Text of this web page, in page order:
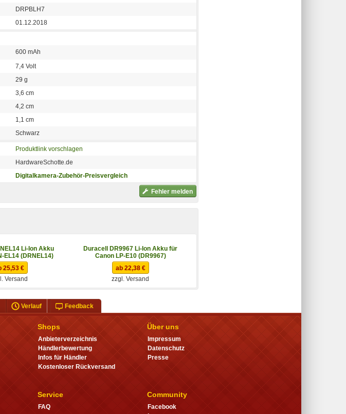
DRPBLH7
01.12.2018
600 mAh
7,4 Volt
29 g
3,6 cm
4,2 cm
1,1 cm
Schwarz
Produktlink vorschlagen
HardwareSchotte.de
Digitalkamera-Zubehör-Preisvergleich
Fehler melden
Li-Ion Akku
EL14 (DRNEL14)
Duracell DR9967 Li-Ion Akku für
Canon LP-E10 (DR9967)
25,53 €
Versand
ab 22,38 €
zzgl. Versand
Verlauf Feedback
Shops
Anbieterverzeichnis
Händlerbewertung
Infos für Händler
Kostenloser Rückversand
Service
FAQ
Über uns
Impressum
Datenschutz
Presse
Community
Facebook